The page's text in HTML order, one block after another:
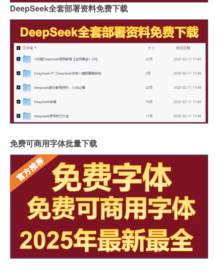
DeepSeek全套部署资料免费下载
免费可商用字体批量下载